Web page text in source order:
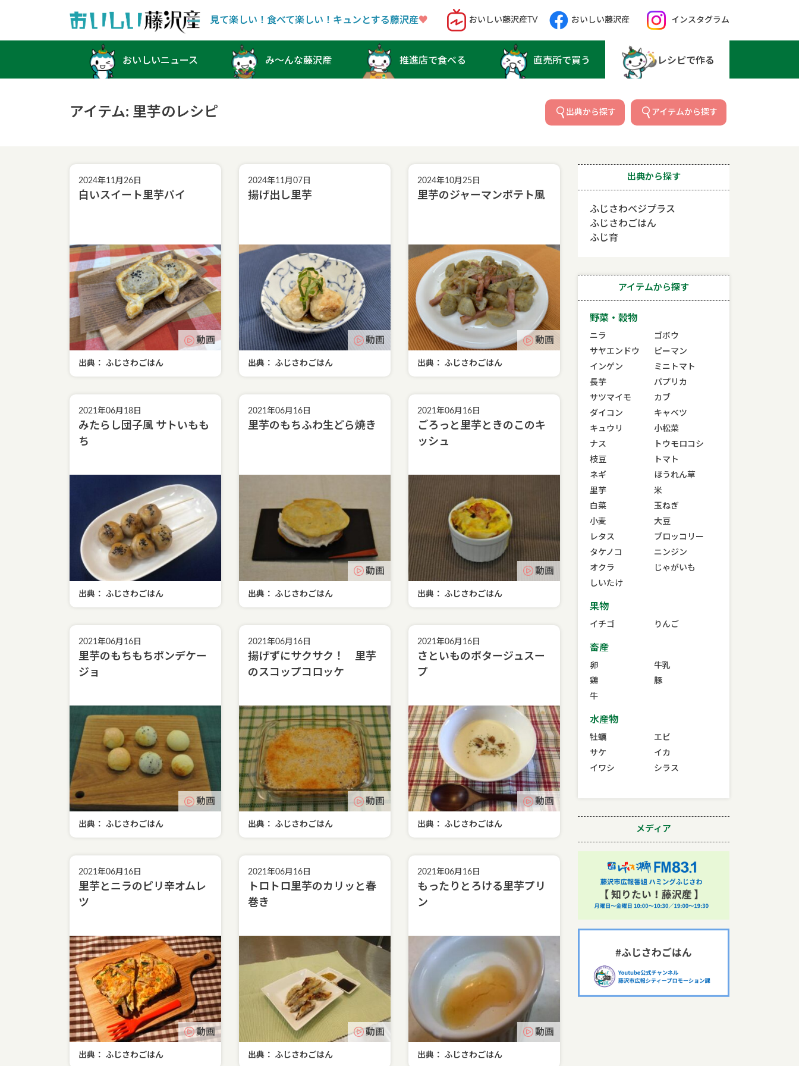
Main Navigation
見て楽しい！食べて楽しい！キュンとする藤沢産♥︎ おいしい藤沢産TV おいしい藤沢産 インスタグラム
おいしいニュース み〜んな藤沢産 推進店で食べる 直売所で買う レシピで作る
アイテム: 里芋のレシピ 出典から探す アイテムから探す
2024年11月26日
白いスイート里芋パイ
動画
出典： ふじさわごはん
2024年11月07日
揚げ出し里芋
動画
出典： ふじさわごはん
2024年10月25日
里芋のジャーマンポテト風
動画
出典： ふじさわごはん
2021年06月18日
みたらし団子風 サトいもも
ち
出典： ふじさわごはん
2021年06月16日
里芋のもちふわ生どら焼き
動画
出典： ふじさわごはん
2021年06月16日
ごろっと里芋ときのこのキ
ッシュ
動画
出典： ふじさわごはん
2021年06月16日
里芋のもちもちポンデケー
ジョ
動画
出典： ふじさわごはん
2021年06月16日
揚げずにサクサク！ 里芋
のスコップコロッケ
動画
出典： ふじさわごはん
2021年06月16日
さといものポタージュスー
プ
動画
出典： ふじさわごはん
2021年06月16日
里芋とニラのピリ辛オムレ
ツ
動画
出典： ふじさわごはん
2021年06月16日
トロトロ里芋のカリッと春
巻き
動画
出典： ふじさわごはん
2021年06月16日
もったりとろける里芋プリ
ン
動画
出典： ふじさわごはん
出典から探す
ふじさわベジプラス
ふじさわごはん
ふじ育
アイテムから探す
野菜・穀物
ニラ
ゴボウ
サヤエンドウ
ピーマン
インゲン
ミニトマト
長芋
パプリカ
サツマイモ
カブ
ダイコン
キャベツ
キュウリ
小松菜
ナス
トウモロコシ
枝豆
トマト
ネギ
ほうれん草
里芋
米
白菜
玉ねぎ
小麦
大豆
レタス
ブロッコリー
タケノコ
ニンジン
オクラ
じゃがいも
しいたけ
果物
イチゴ りんご
畜産
卵
牛乳
鶏
豚
牛
水産物
牡蠣
エビ
サケ
イカ
イワシ
シラス
メディア